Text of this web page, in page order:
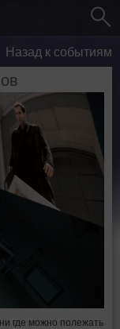
Назад к событиям
где можно полежать